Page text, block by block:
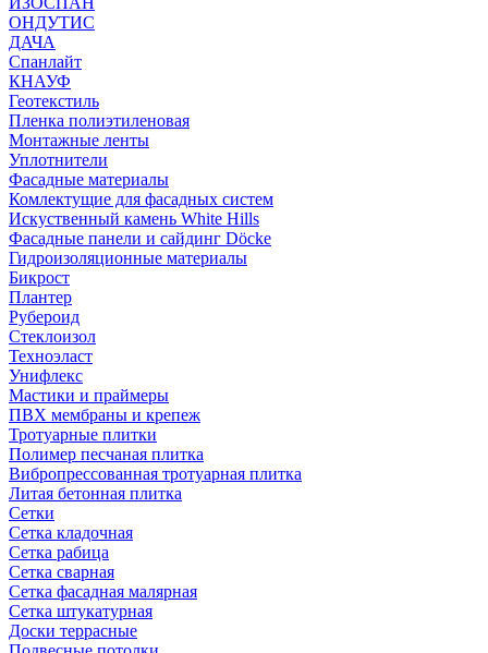
ОНДУТИС
ДАЧА
Спанлайт
КНАУФ
Геотекстиль
Пленка полиэтиленовая
Монтажные ленты
Уплотнители
Фасадные материалы
Комлектущие для фасадных систем
Искуственный камень White Hills
Фасадные панели и сайдинг Döcke
Гидроизоляционные материалы
Бикрост
Плантер
Рубероид
Стеклоизол
Техноэласт
Унифлекс
Мастики и праймеры
ПВХ мембраны и крепеж
Тротуарные плитки
Полимер песчаная плитка
Вибропрессованная тротуарная плитка
Литая бетонная плитка
Сетки
Сетка кладочная
Сетка рабица
Сетка сварная
Сетка фасадная малярная
Сетка штукатурная
Доски террасные